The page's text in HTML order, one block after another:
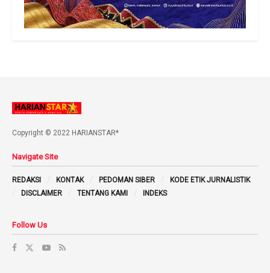
Copyright © 2022 HARIANSTAR*
Navigate Site
REDAKSI KONTAK PEDOMAN SIBER
KODE ETIK JURNALISTIK
DISCLAIMER
TENTANG KAMI INDEKS
Follow Us